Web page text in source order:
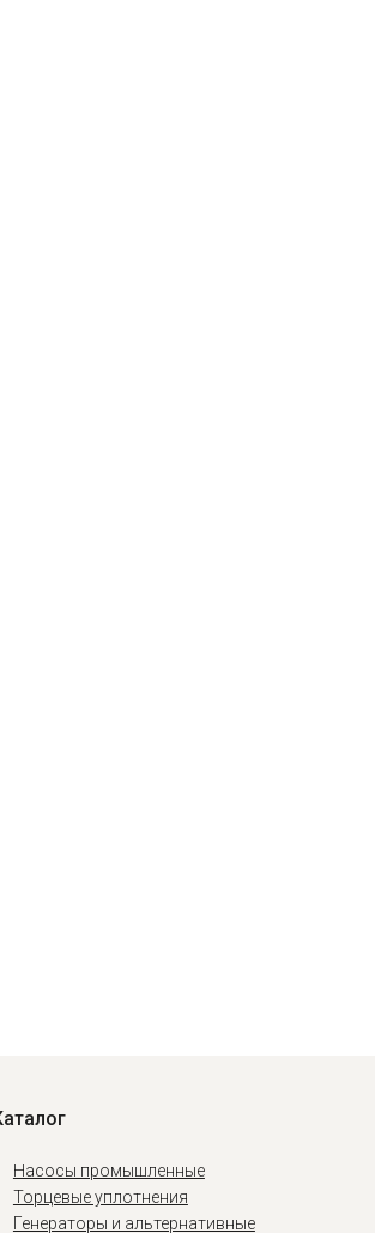
Насосы промышленные
Торцевые уплотнения
Генераторы и альтернативные